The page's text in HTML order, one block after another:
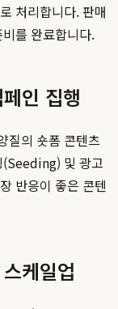
처리합니다. 판매
를 완료합니다.
인 집행
질의 숏폼 콘텐츠
(Seeding) 및 광고
반응이 좋은 콘텐
케일업